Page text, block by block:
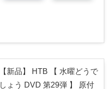
【新品】 HTB 【 水曜どうで
しょう DVD 第29弾 】 原付